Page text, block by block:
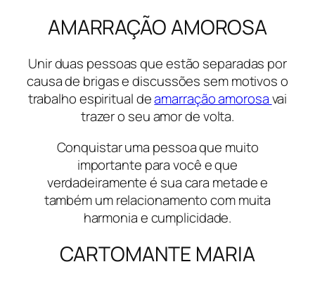
AMARRAÇÃO AMOROSA
Unir duas pessoas que estão separadas por
causa de brigas e discussões sem motivos o
trabalho espiritual deamarração amorosavai
trazer o seu amor de volta.
Conquistar uma pessoa que muito
importante para você e que
verdadeiramente é sua cara metade e
também um relacionamento com muita
harmonia e cumplicidade.
CARTOMANTE MARIA